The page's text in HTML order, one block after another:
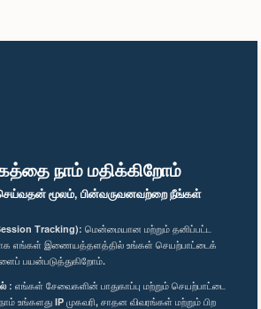
நாம் மதிக்கிறோம்
மூலம், பின்வருவனவற்றை நீங்கள்
Tracking): மென்மையான மற்றும் தனிப்பட்ட
எங்கள் இணையத்தளத்தில் உங்கள் செயற்பாட்டைக்
பயன்படுத்துகிறோம்.
: எங்கள் சேவைகளின் பாதுகாப்பு மற்றும் செயற்பாட்டை
உங்களது IP முகவரி, சாதன விவரங்கள் மற்றும் பிற